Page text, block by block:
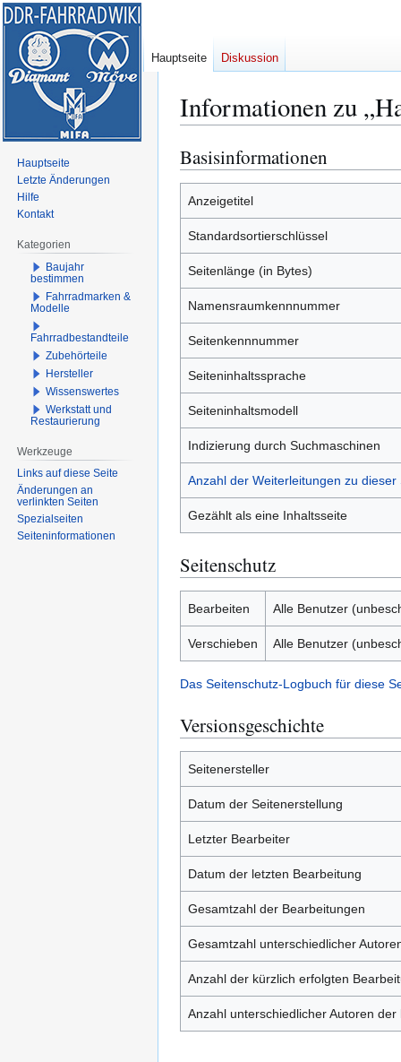
Informationen zu
Zur
Navigation
Zur
Suche
Basisinformationen
Anzeigetitel
Standardsortierschlüssel
Seitenlänge (in Bytes)
Namensraumkennnummer
Seitenkennnummer
Seiteninhaltssprache
Seiteninhaltsmodell
Indizierung durch Suchmaschinen
Anzahl der Weiterleitungen zu dieser
Gezählt als eine Inhaltsseite
Seitenschutz
Bearbeiten Alle Benutzer
Verschieben Alle Benutzer
Das Seitenschutz-Logbuch für diese
Versionsgeschichte
Seitenersteller
Datum der Seitenerstellung
Letzter Bearbeiter
Datum der letzten Bearbeitung
Gesamtzahl der Bearbeitungen
Gesamtzahl unterschiedlicher
Anzahl der kürzlich erfolgten
Anzahl unterschiedlicher Autoren
Hauptseite Diskussion
Hauptseite
Letzte Änderungen
Hilfe
Kontakt
Kategorien
Baujahr
bestimmen
Fahrradmarken &
Modelle
Fahrradbestandteile
Zubehörteile
Hersteller
Wissenswertes
Werkstatt und
Restaurierung
Werkzeuge
Links auf diese Seite
Änderungen an
verlinkten Seiten
Spezialseiten
Seiten­­informationen